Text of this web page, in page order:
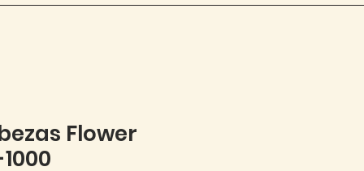
Flower